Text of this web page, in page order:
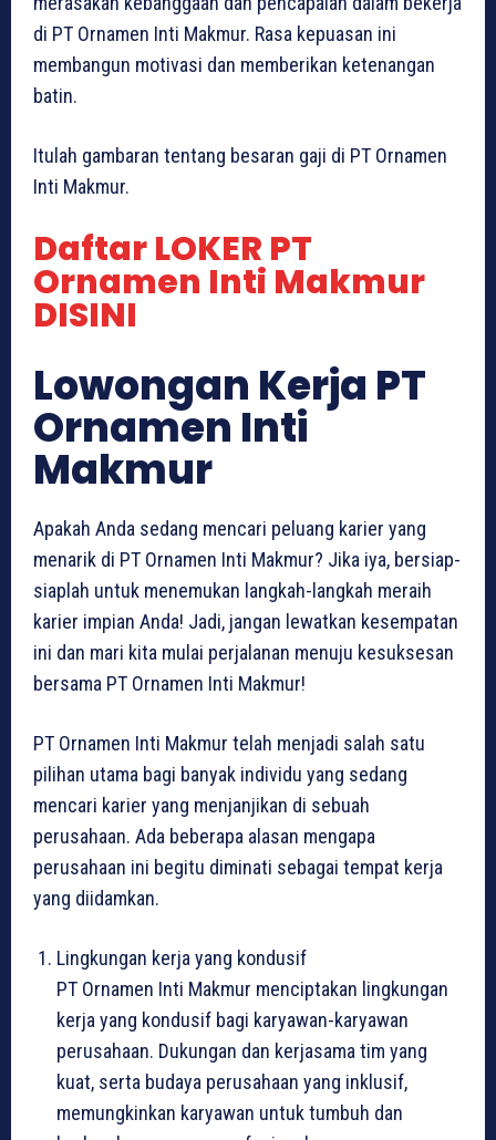
di PT Ornamen Inti Makmur. Rasa kepuasan ini
membangun motivasi dan memberikan ketenangan
batin.
Itulah gambaran tentang besaran gaji di PT Ornamen
Inti Makmur.
Daftar LOKER PT
Ornamen Inti Makmur
DISINI
Lowongan Kerja PT
Ornamen Inti
Makmur
Apakah Anda sedang mencari peluang karier yang
menarik di PT Ornamen Inti Makmur? Jika iya, bersiap-
siaplah untuk menemukan langkah-langkah meraih
karier impian Anda! Jadi, jangan lewatkan kesempatan
ini dan mari kita mulai perjalanan menuju kesuksesan
bersama PT Ornamen Inti Makmur!
PT Ornamen Inti Makmur telah menjadi salah satu
pilihan utama bagi banyak individu yang sedang
mencari karier yang menjanjikan di sebuah
perusahaan. Ada beberapa alasan mengapa
perusahaan ini begitu diminati sebagai tempat kerja
yang diidamkan.
Lingkungan kerja yang kondusif
PT Ornamen Inti Makmur menciptakan lingkungan
kerja yang kondusif bagi karyawan-karyawan
perusahaan. Dukungan dan kerjasama tim yang
kuat, serta budaya perusahaan yang inklusif,
memungkinkan karyawan untuk tumbuh dan